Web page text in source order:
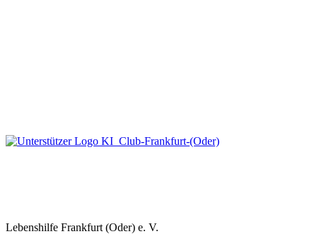
Lebenshilfe Frankfurt (Oder) e. V.